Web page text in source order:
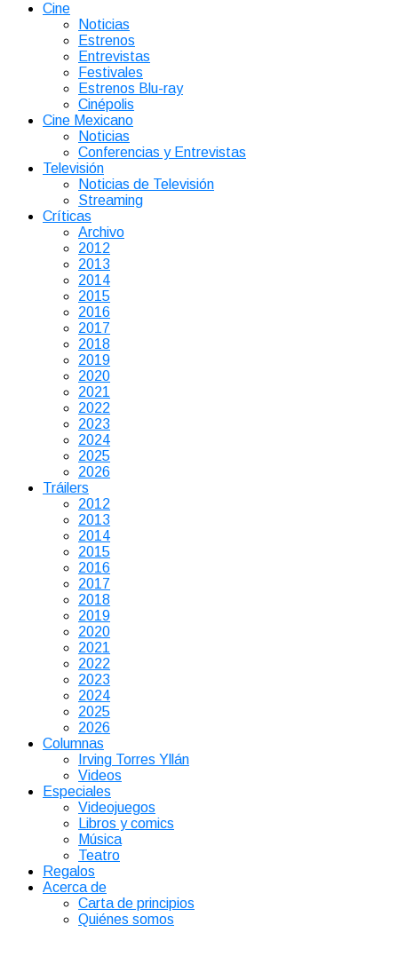
Cine
Noticias
Estrenos
Entrevistas
Festivales
Estrenos Blu-ray
Cinépolis
Cine Mexicano
Noticias
Conferencias y Entrevistas
Televisión
Noticias de Televisión
Streaming
Críticas
Archivo
2012
2013
2014
2015
2016
2017
2018
2019
2020
2021
2022
2023
2024
2025
2026
Tráilers
2012
2013
2014
2015
2016
2017
2018
2019
2020
2021
2022
2023
2024
2025
2026
Columnas
Irving Torres Yllán
Videos
Especiales
Videojuegos
Libros y comics
Música
Teatro
Regalos
Acerca de
Carta de principios
Quiénes somos